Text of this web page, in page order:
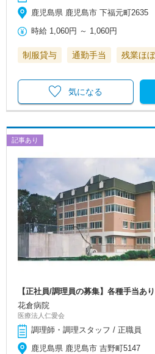
鹿児島県 鹿児島市 下福元町2635
時給 1,060円 ～ 1,060円
制服貸与 通勤手当 残業ほ
気になる
記事あり
【正社員/調理員の募集】各種手当あ
花倉病院
医療法人仁愛会
調理師・調理スタッフ / 正職員
鹿児島県 鹿児島市 吉野町5147